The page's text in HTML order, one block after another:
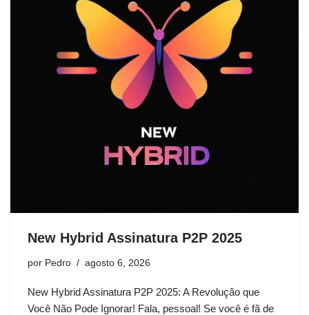
New Hybrid Assinatura P2P 2025
por Pedro agosto 6, 2026
New Hybrid Assinatura P2P 2025: A Revolução que
Você Não Pode Ignorar! Fala, pessoal! Se você é fã de